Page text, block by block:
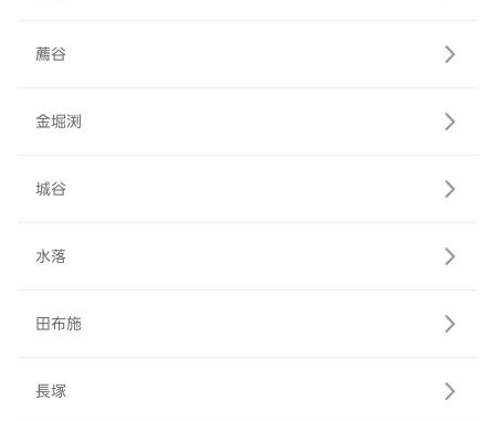
薦谷
金堀渕
城谷
水落
田布施
長塚